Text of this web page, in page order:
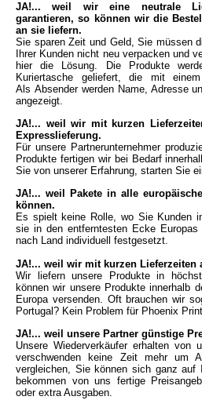
JA!... weil wir eine neutrale
garantieren, so können wir die
an sie liefern.
Sie sparen Zeit und Geld, Sie müssen
Ihrer Kunden nicht neu verpacken und
hier die Lösung. Die Produkte
Kuriertasche geliefert, die mit
Als Absender werden Name, Adresse
angezeigt.
JA!... weil wir mit kurzen
Expresslieferung.
Für unsere Partnerunternehmer
Produkte fertigen wir bei Bedarf
Sie von unserer Erfahrung, starten Sie
JA!... weil Pakete in alle
können.
Es spielt keine Rolle, wo Sie Kunden
sie in den entferntesten Ecke
nach Land individuell festgesetzt.
JA!... weil wir mit kurzen Lieferzeiten
Wir liefern unsere Produkte in
können wir unsere Produkteinnerhalb
Europa versenden. Oft brauchen wir
Portugal? Kein Problem für Phoenix
JA!... weil unsere Partner günstige
Unsere Wiederverkäufer erhalten von
verschwenden
keine Zeit mehr um
vergleichen, Sie können sich ganzauf
bekommen von uns fertige
oder extra Ausgaben.